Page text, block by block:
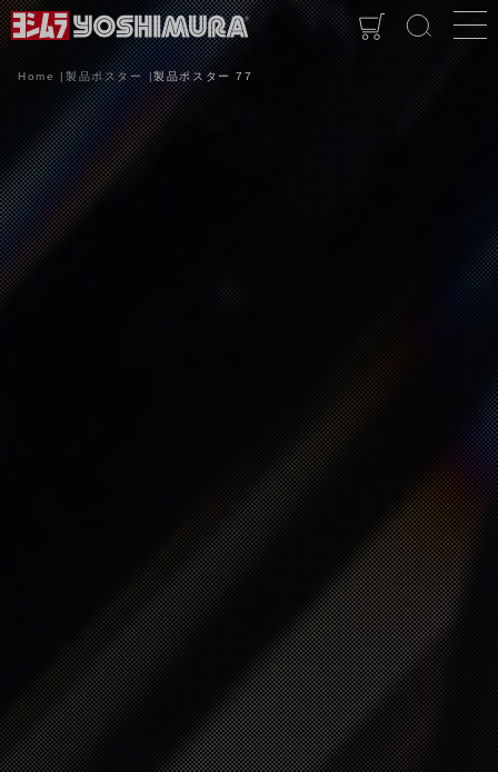
Home 製品ポスター 製品ポスター 77